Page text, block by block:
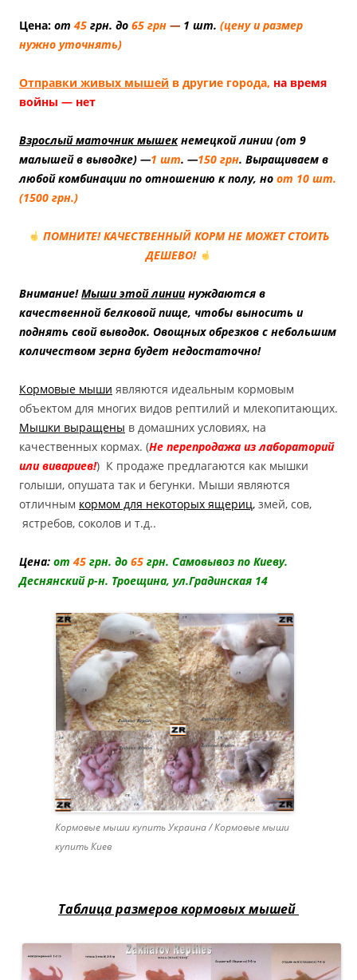
Цена: от 45 грн. до 65 грн — 1 шт. (цену и размер
нужно уточнять)
Отправки живых мышей в другие города, на время
войны — нет
Взрослый маточник мышекнемецкой линии (от 9
малышей в выводке) —1 шт. —150 грн. Выращиваем в
любой комбинации по отношению к полу, но от 10 шт.
(1500 грн.)
ПОМНИТЕ! КАЧЕСТВЕННЫЙ КОРМ НЕ МОЖЕТ СТОИТЬ
ДЕШЕВО!
Внимание!Мыши этой линиинуждаются в
качественной белковой пище, чтобы выносить и
поднять свой выводок. Овощных обрезков с небольшим
количеством зерна будет недостаточно!
Кормовые мыши являются идеальным кормовым
объектом для многих видов рептилий и млекопитающих.
Мышки выращены в домашних условиях, на
качественных кормах. (Не перепродажа из лабораторий
или вивариев!) К продаже предлагаются как мышки
голыши, опушата так и бегунки. Мыши являются
отличным кормом для некоторых ящериц, змей, сов,
ястребов, соколов и т.д..
Цена: от 45 грн. до 65 грн. Самовывоз по Киеву.
Деснянский р-н. Троещина, ул.Градинская 14
Кормовые мыши купить Украина / Кормовые мыши
купить Киев
Таблица размеров кормовых мышей